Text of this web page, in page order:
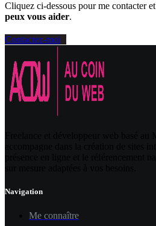
Cliquez ci-dessous pour me contacter et
peux vous aider.
Contactez-moi
Navigation
Me connaître